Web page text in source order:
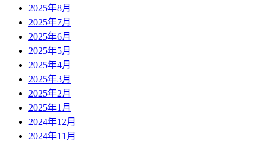
2025年8月
2025年7月
2025年6月
2025年5月
2025年4月
2025年3月
2025年2月
2025年1月
2024年12月
2024年11月